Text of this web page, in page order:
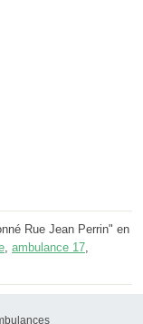
Rue Jean Perrin" en
ambulance 17